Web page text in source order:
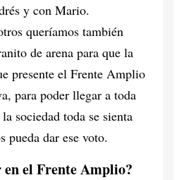
y con Mario.
queríamos también
de arena para que la
presente el Frente Amplio
para poder llegar a toda
sociedad toda se sienta
pueda dar ese voto.
en el Frente Amplio?